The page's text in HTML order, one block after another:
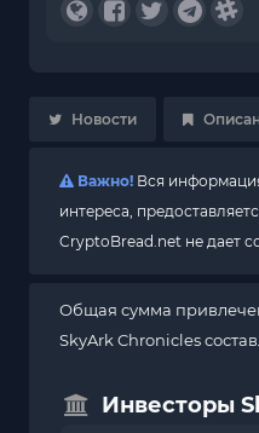
Новости
Важно! Вся
интереса,
CryptoBread.net не дает
Общая сумма
SkyArk Chronicles
Инвесторы